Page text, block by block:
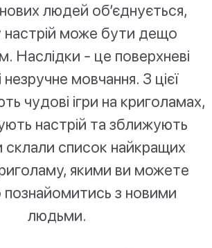
людей об’єднується,
настрій може бути дещо
Наслідки - це поверхневі
мовчання. З цієї
чудові ігри на криголамах,
настрій та зближують
список найкращих
якими ви можете
познайомитись з новими
людьми.